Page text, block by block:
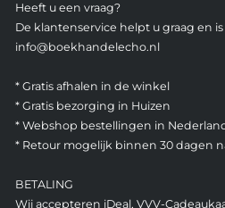
Heeft u een vraag?
De klantenservice helpt u graag en
info@boekhandelecho.nl
* Gratis afhalen in de winkel
* Gratis bezorging in Huizen
* Webshop bestellingen in
* Retour mogelijk binnen 30 dagen
BETALING
Wij accepteren iDeal, VVV-